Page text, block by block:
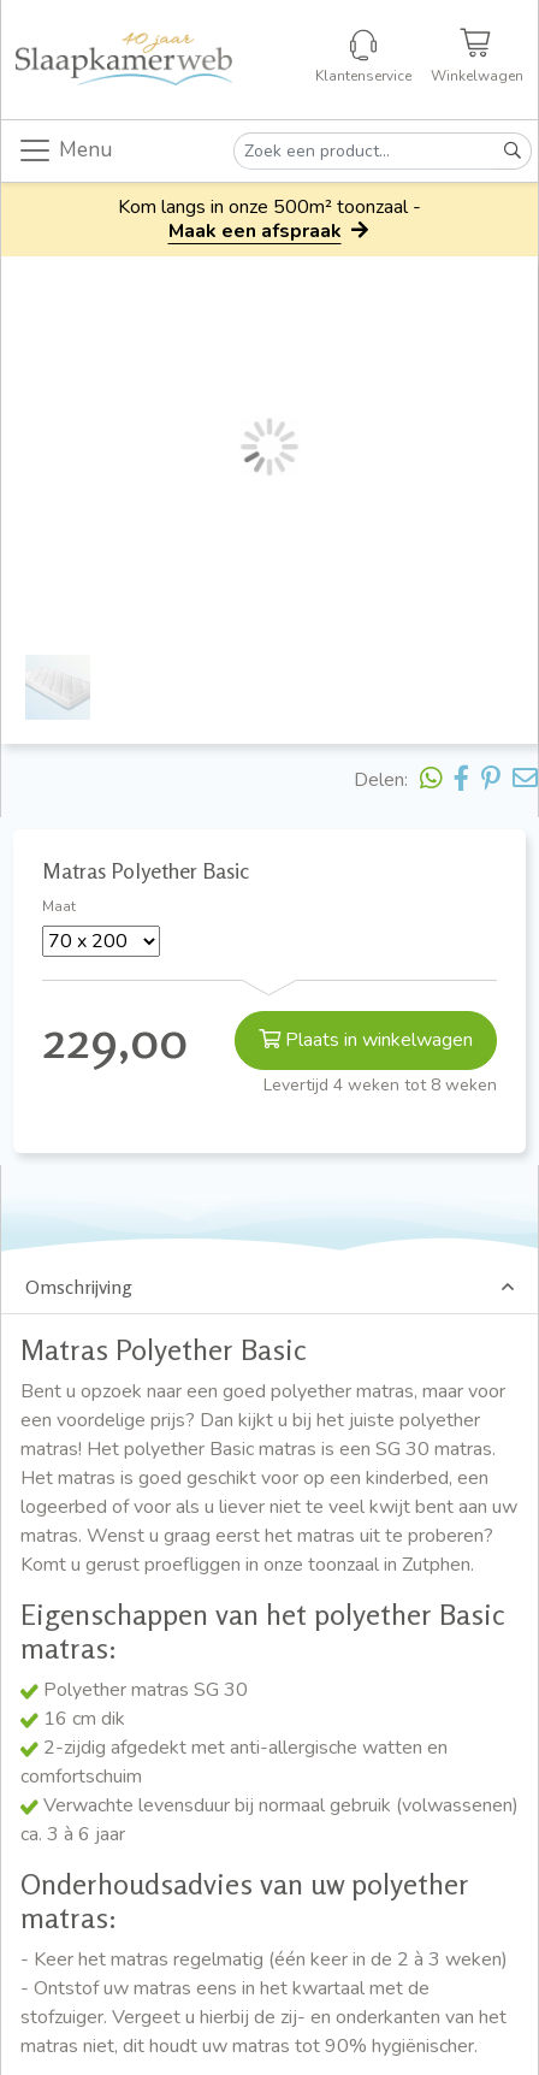
Klantenservice Winkelwagen
Menu
Kom langs in onze 500m² toonzaal -
Maak een afspraak
Delen:
Matras Polyether Basic
Maat
229,00 Plaats in winkelwagen
Levertijd 4 weken tot 8 weken
Omschrijving
Matras Polyether Basic
Bent u opzoek naar een goed polyether matras, maar voor
een voordelige prijs? Dan kijkt u bij het juiste polyether
matras! Het polyether Basic matras is een SG 30 matras.
Het matras is goed geschikt voor op een kinderbed, een
logeerbed of voor als u liever niet te veel kwijt bent aan uw
matras. Wenst u graag eerst het matras uit te proberen?
Komt u gerust proefliggen in onze toonzaal in Zutphen.
Eigenschappen van het polyether Basic
matras:
Polyether matras SG 30
16 cm dik
2-zijdig afgedekt met anti-allergische watten en
comfortschuim
Verwachte levensduur bij normaal gebruik (volwassenen)
ca. 3 à 6 jaar
Onderhoudsadvies van uw polyether
matras:
- Keer het matras regelmatig (één keer in de 2 à 3 weken)
- Ontstof uw matras eens in het kwartaal met de
stofzuiger. Vergeet u hierbij de zij- en onderkanten van het
matras niet, dit houdt uw matras tot 90% hygiënischer.